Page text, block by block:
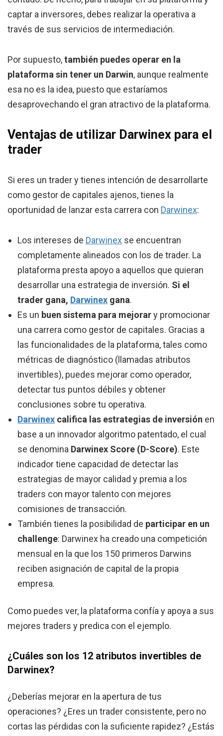
captar a inversores, debes realizar la operativa a
través de sus servicios de intermediación.
Por supuesto,también puedes operar en la
plataforma sin tener un Darwin, aunque realmente
esa no es la idea, puesto que estaríamos
desaprovechando el gran atractivo de la plataforma.
Ventajas de utilizar Darwinex para el
trader
Si eres un trader y tienes intención de desarrollarte
como gestor de capitales ajenos, tienes la
oportunidad de lanzar esta carrera con Darwinex:
Los intereses de Darwinex se encuentran
completamente alineados con los de trader. La
plataforma presta apoyo a aquellos que quieran
desarrollar una estrategia de inversión. Si el
trader gana, Darwinex gana.
Es un buen sistema para mejorary promocionar
una carrera como gestor de capitales. Gracias a
las funcionalidades de la plataforma, tales como
métricas de diagnóstico (llamadas atributos
invertibles), puedes mejorar como operador,
detectar tus puntos débiles y obtener
conclusiones sobre tu operativa.
Darwinex califica las estrategias de inversión en
base a un innovador algoritmo patentado, el cual
se denomina Darwinex Score (D-Score). Este
indicador tiene capacidad de detectar las
estrategias de mayor calidad y premia a los
traders con mayor talento con mejores
comisiones de transacción.
También tienes la posibilidad de participar en un
challenge: Darwinex ha creado una competición
mensual en la que los 150 primeros Darwins
reciben asignación de capital de la propia
empresa.
Como puedes ver, la plataforma confía y apoya a sus
mejores traders y predica con el ejemplo.
¿Cuáles son los 12 atributos invertibles de
Darwinex?
¿Deberías mejorar en la apertura de tus
operaciones? ¿Eres un trader consistente, pero no
cortas las pérdidas con la suficiente rapidez? ¿Estás